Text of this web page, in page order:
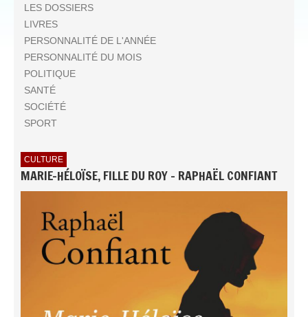
LES DOSSIERS
LIVRES
PERSONNALITÉ DE L'ANNÉE
PERSONNALITÉ DU MOIS
POLITIQUE
SANTÉ
SOCIÉTÉ
SPORT
CULTURE
MARIE-HÉLOÏSE, FILLE DU ROY - RAPHAËL CONFIANT